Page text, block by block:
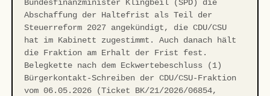
Bundesfinanzminister Klingbeil (SPD) die
Abschaffung der Haltefrist als Teil der
Steuerreform 2027 angekündigt, die CDU/CSU
hat im Kabinett zugestimmt. Auch danach hält
die Fraktion am Erhalt der Frist fest.
Belegkette nach dem Eckwertebeschluss (1)
Bürgerkontakt-Schreiben der CDU/CSU-Fraktion
vom 06.05.2026 (Ticket BK/21/2026/06854,